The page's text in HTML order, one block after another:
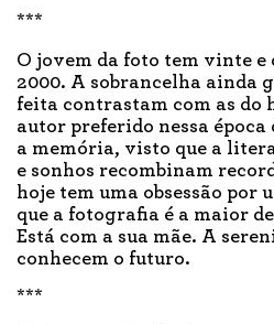
***
O jovem da foto tem vinte e
2000. A sobrancelha ainda
feita contrastam com as do
autor preferido nessa época
a memória, visto que a
e sonhos recombinam
hoje tem uma obsessão por
que a fotografia é a maior
Está com a sua mãe. A
conhecem o futuro.
***